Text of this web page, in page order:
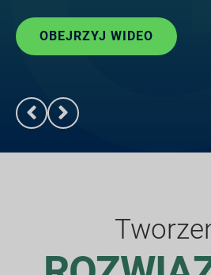
OBEJRZYJ WIDEO